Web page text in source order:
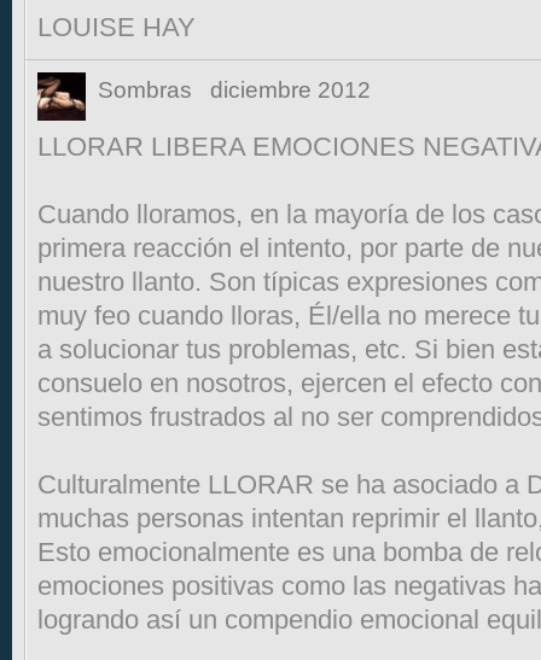
LOUISE HAY
Sombras diciembre 2012
LLORAR LIBERA EMOCIONES
Cuando lloramos, en la mayoría de los
primera reacción el intento, por parte de
nuestro llanto. Son típicas expresiones
muy feo cuando lloras, Él/ella no merece
a solucionar tus problemas, etc. Si bien
consuelo en nosotros, ejercen el efecto
sentimos frustrados al no ser
Culturalmente LLORAR se ha asociado a
muchas personas intentan reprimir el
Esto emocionalmente es una bomba de
emociones positivas como las negativas
logrando así un compendio emocional